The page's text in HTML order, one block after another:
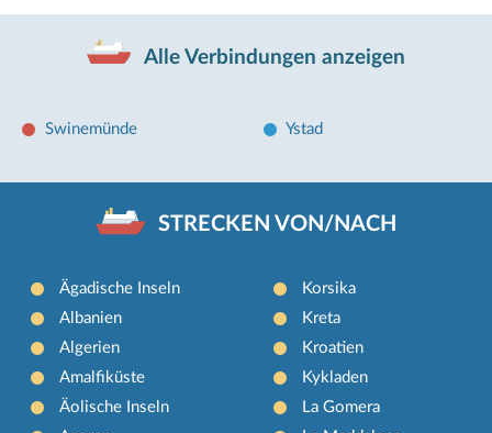
Alle Verbindungen anzeigen
Swinemünde Ystad
STRECKEN VON/NACH
Ägadische Inseln
Albanien
Algerien
Amalfiküste
Äolische Inseln
Korsika
Kreta
Kroatien
Kykladen
La Gomera